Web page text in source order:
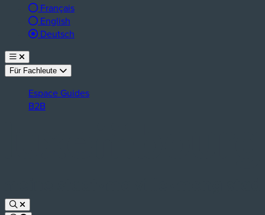
Français
English
aktive Sprache:
Deutsch
Für Fachleute
Espace Guides
B2B